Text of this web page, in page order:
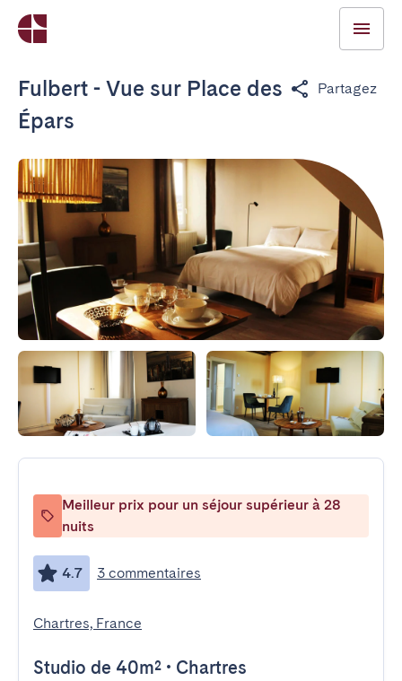
Fulbert - Vue sur Place des
Épars
Partagez
Meilleur prix pour un séjour supérieur à 28
nuits
4.7 3 commentaires
Chartres, France
Studio de 40m² • Chartres